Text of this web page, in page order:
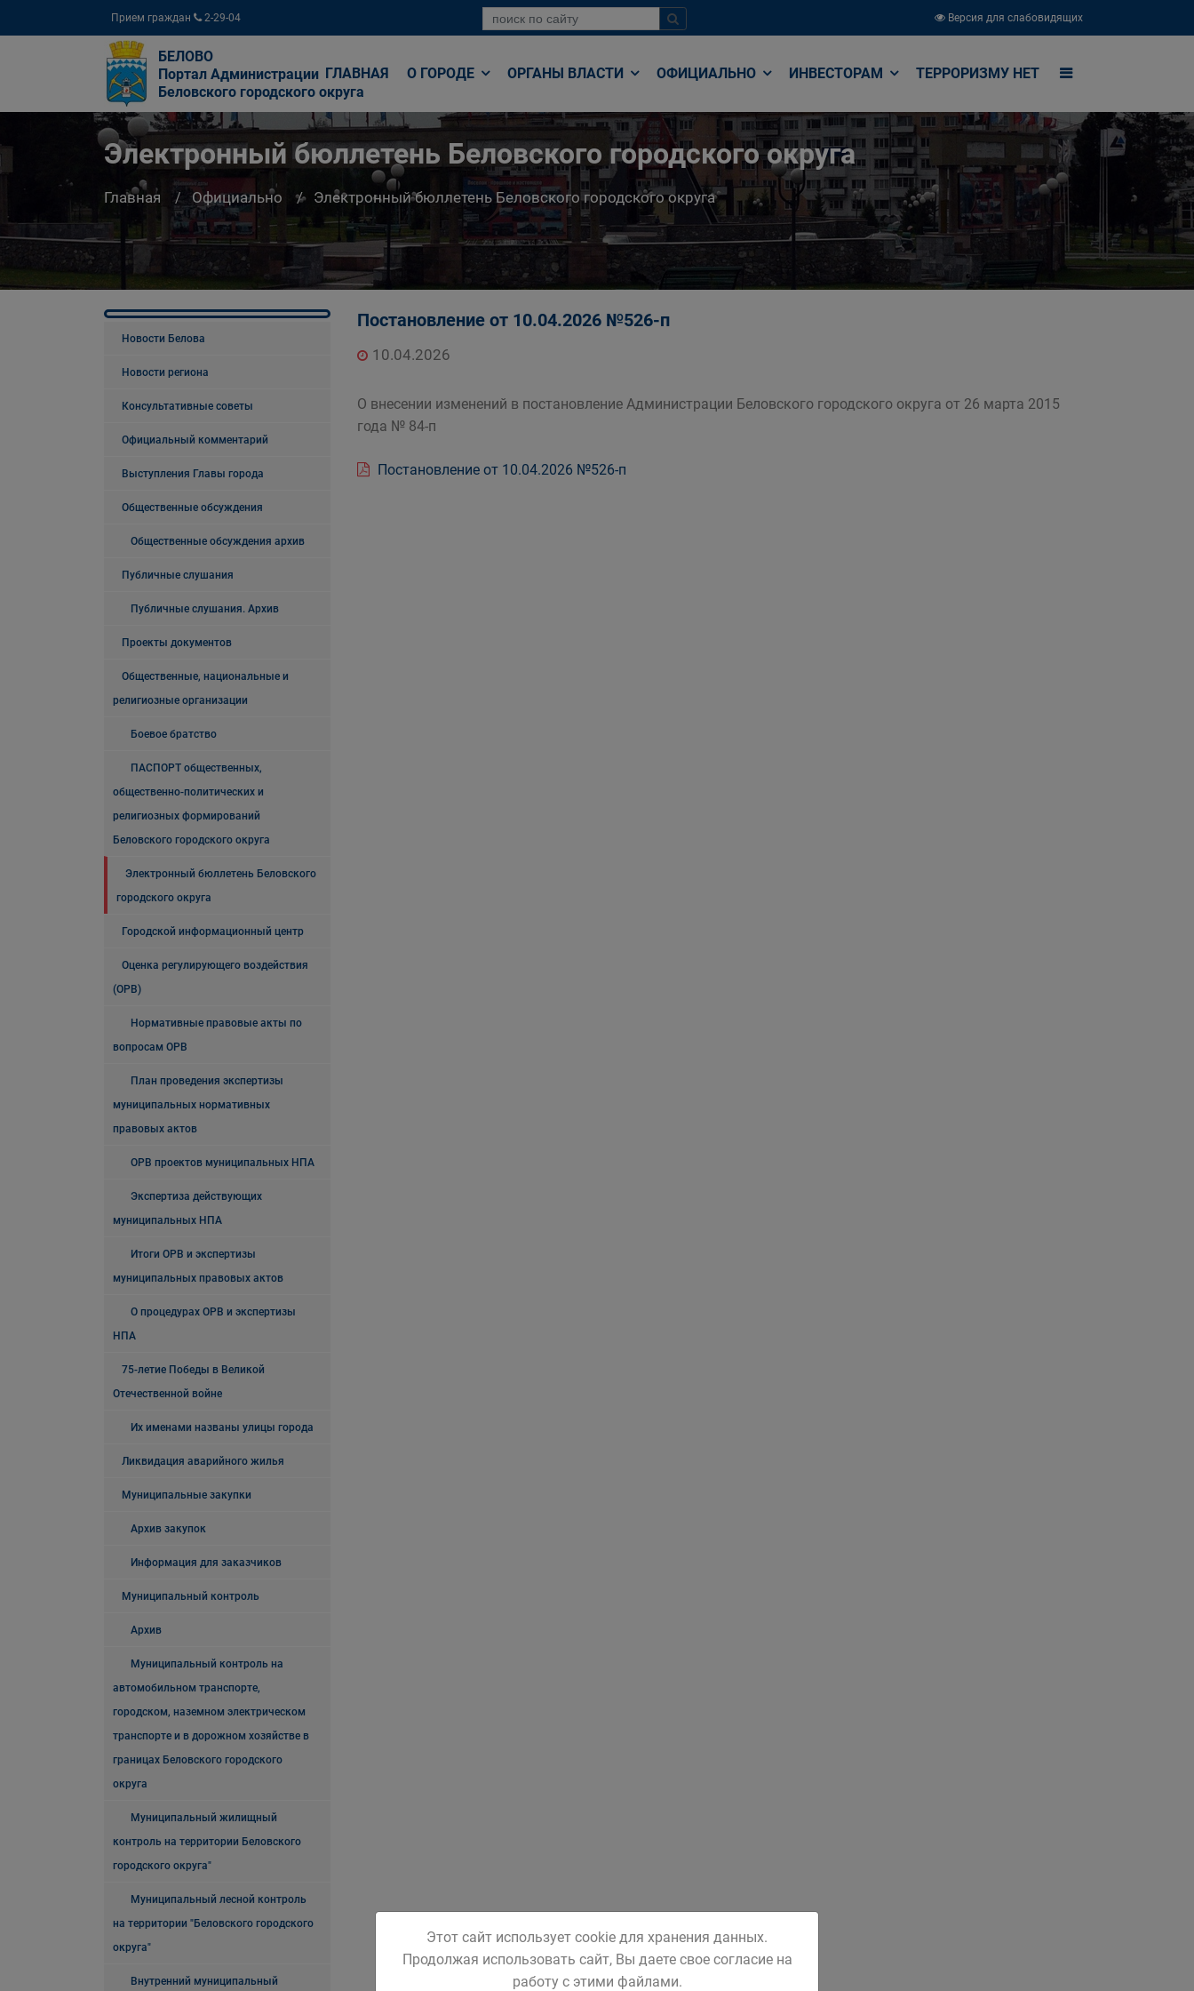
Прием граждан 2-29-04 Версия для слабовидящих
БЕЛОВО
Портал Администрации
Беловского городского округа
ГЛАВНАЯ О ГОРОДЕ ОРГАНЫ ВЛАСТИ ОФИЦИАЛЬНО ИНВЕСТОРАМ ТЕРРОРИЗМУ НЕТ
Электронный бюллетень Беловского городского округа
Главная Официально Электронный бюллетень Беловского городского округа
Новости Белова
Новости региона
Консультативные советы
Официальный комментарий
Выступления Главы города
Общественные обсуждения
Общественные обсуждения архив
Публичные слушания
Публичные слушания. Архив
Проекты документов
Общественные, национальные и
религиозные организации
Боевое братство
ПАСПОРТ общественных,
общественно-политических и
религиозных формирований
Беловского городского округа
Электронный бюллетень Беловского
городского округа
Городской информационный центр
Оценка регулирующего воздействия
(ОРВ)
Нормативные правовые акты по
вопросам ОРВ
План проведения экспертизы
муниципальных нормативных
правовых актов
ОРВ проектов муниципальных НПА
Экспертиза действующих
муниципальных НПА
Итоги ОРВ и экспертизы
муниципальных правовых актов
О процедурах ОРВ и экспертизы
НПА
75-летие Победы в Великой
Отечественной войне
Их именами названы улицы города
Ликвидация аварийного жилья
Муниципальные закупки
Архив закупок
Информация для заказчиков
Муниципальный контроль
Архив
Муниципальный контроль на
автомобильном транспорте,
городском, наземном электрическом
транспорте и в дорожном хозяйстве в
границах Беловского городского
округа
Муниципальный жилищный
контроль на территории Беловского
городского округа"
Муниципальный лесной контроль
на территории "Беловского городского
округа"
Внутренний муниципальный
Постановление от 10.04.2026 №526-п
10.04.2026
О внесении изменений в постановление Администрации Беловского городского округа от 26 марта 2015
года № 84-п
Постановление от 10.04.2026 №526-п
Этот сайт использует cookie для хранения данных.
Продолжая использовать сайт, Вы даете свое согласие на
работу с этими файлами.